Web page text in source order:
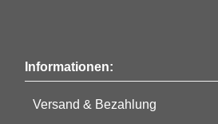
Informationen:
Versand & Bezahlung